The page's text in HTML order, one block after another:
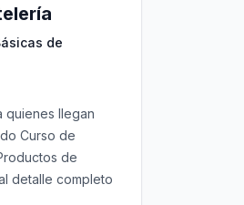
de
quienes llegan
Curso de
de
detalle completo